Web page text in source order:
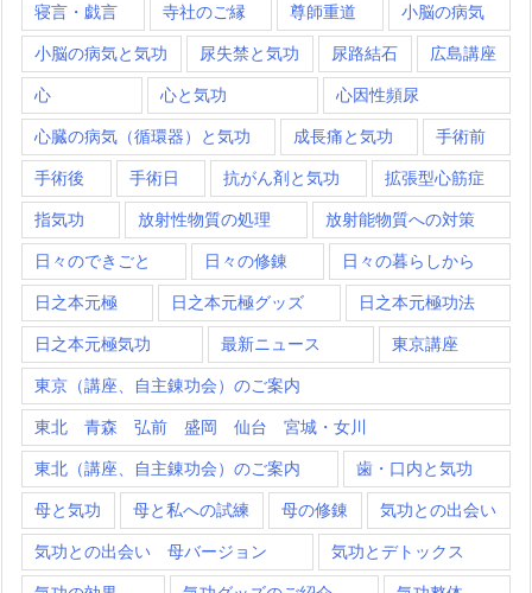
寝言・戯言 寺社のご縁 尊師重道 小脳の病気
小脳の病気と気功 尿失禁と気功 尿路結石 広島講座
心 心と気功 心因性頻尿
心臓の病気（循環器）と気功 成長痛と気功 手術前
手術後 手術日 抗がん剤と気功 拡張型心筋症
指気功 放射性物質の処理 放射能物質への対策
日々のできごと 日々の修錬 日々の暮らしから
日之本元極 日之本元極グッズ 日之本元極功法
日之本元極気功 最新ニュース 東京講座
東京（講座、自主錬功会）のご案内
東北 青森 弘前 盛岡 仙台 宮城・女川
東北（講座、自主錬功会）のご案内 歯・口内と気功
母と気功 母と私への試練 母の修錬 気功との出会い
気功との出会い 母バージョン 気功とデトックス